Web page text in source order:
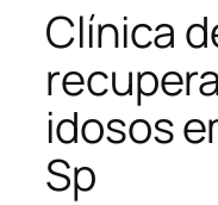
Clínica
idosos
Sp